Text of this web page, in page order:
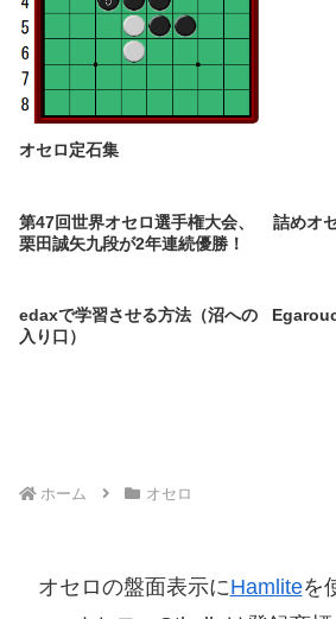
オセロ定石集
第47回世界オセロ選手権大会、
栗田誠矢九段が2年連続優勝！
詰めオ
edaxで学習させる方法（沼への
入り口）
ホーム オセロ
オセロの盤面表示にHamliteを